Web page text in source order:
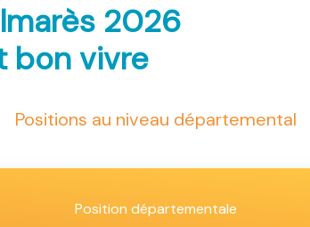
2026
bon vivre
Positions au niveau départemental
Position départementale